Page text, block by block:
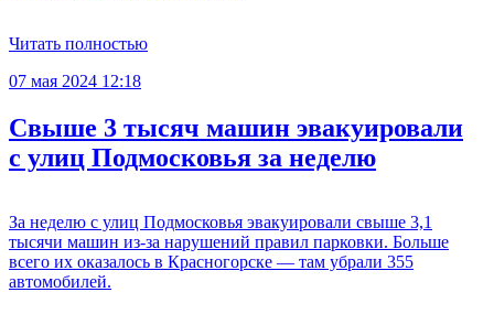
Читать полностью
07 мая 2024 12:18
Свыше 3 тысяч машин эвакуировали
с улиц Подмосковья за неделю
За неделю с улиц Подмосковья эвакуировали свыше 3,1
тысячи машин из-за нарушений правил парковки. Больше
всего их оказалось в Красногорске — там убрали 355
автомобилей.